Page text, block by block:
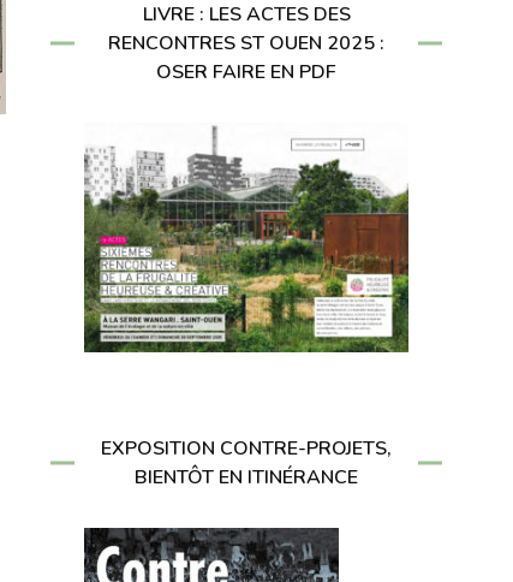
LIVRE : LES ACTES DES
RENCONTRES ST OUEN 2025 :
OSER FAIRE EN PDF
EXPOSITION CONTRE-PROJETS,
BIENTÔT EN ITINÉRANCE